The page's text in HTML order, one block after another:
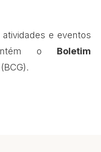
e eventos
o Boletim
(BCG).